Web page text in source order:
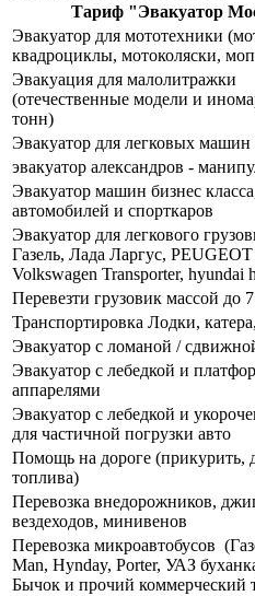
Тариф "Эвакуатор
Эвакуатор для мототехники
квадроциклы, мотоколяски,
Эвакуация для малолитражки
(отечественные модели и
тонн)
Эвакуатор для легковых машин
эвакуатор александров -
Эвакуатор машин бизнес
автомобилей и спорткаров
Эвакуатор для легкового
Газель, Лада Ларгус,
Volkswagen Transporter, hyundai
Перевезти грузовик массой до
Транспортировка Лодки,
Эвакуатор c ломаной /
Эвакуатор с лебедкой и
аппарелями
Эвакуатор с лебедкой и
для частичной погрузки авто
Помощь на дороге (прикурить,
топлива)
Перевозка внедорожников,
вездеходов, минивенов
Перевозка микроавтобусов
Man, Hynday, Porter, УАЗ
Бычок и прочий коммерческий